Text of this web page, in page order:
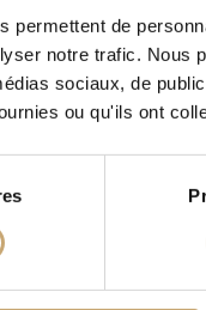
permettent de
notre trafic. Nous
sociaux, de
ou qu'ils ont